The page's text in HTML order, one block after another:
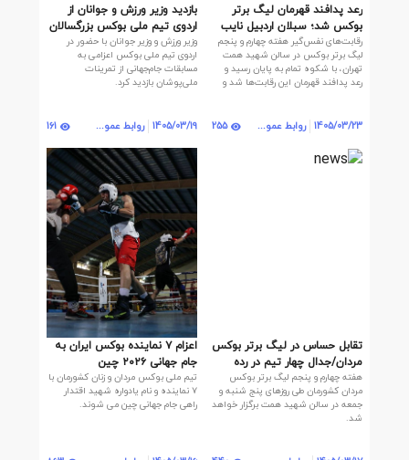
رعد پدافند قهرمان لیگ برتر
بوکس شد؛ سبلان اردبیل نایب
قهرمان و گیلان سوم
رقابت‌های نفس‌گیر هفته چهارم و پنجم
لیگ برتر بوکس در سالن شهید همت
تهران، با شکوه تمام به پایان رسید و
رعد پدافند قهرمان این رقابت‌ها شد و
1405/03/23
روابط عمومی | روابط عمومی 255
بازدید وزیر ورزش و جوانان از
اردوی تیم ملی بوکس بزرگسالان
وزیر ورزش و وزیر جوانان با حضور در
اردوی تیم ملی بوکس اعزامی به
مسابقات جام‌جهانی از تمرینات
ملی‌پوشان بازدید کرد.
1405/03/19 روابط عمومی | روابط عمومی 161
تقابل‌ حساس در لیگ برتر بوکس
مردان/جدال چهار تیم در رده
بندی و فینال
هفته چهارم و پنجم لیگ برتر بوکس
مردان کشورمان طی روزهای پنج شنبه و
جمعه در سالن شهید همت برگزار خواهد
شد.
اعزام ۷ نماینده بوکس ایران به
جام جهانی ۲۰۲۶ چین
تیم ملی بوکس مردان و زنان کشورمان با
۷ نماینده و نام یادواره شهید اقتدار
راهی جام جهانی چین می شوند.